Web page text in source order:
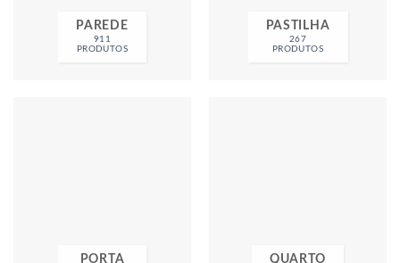
PAREDE
911
PRODUTOS
PASTILHA
267
PRODUTOS
PORTA QUARTO